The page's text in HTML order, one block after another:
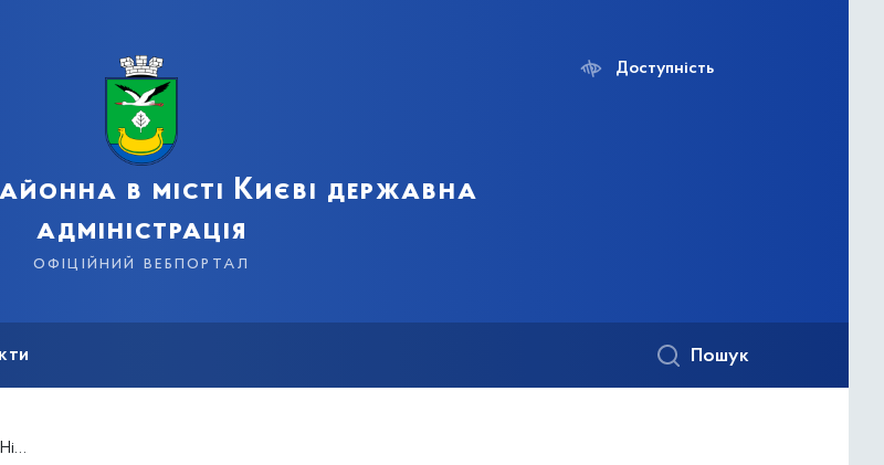
в місті Києві державна
адміністрація
офіційний вебпортал
Доступність
Пошук